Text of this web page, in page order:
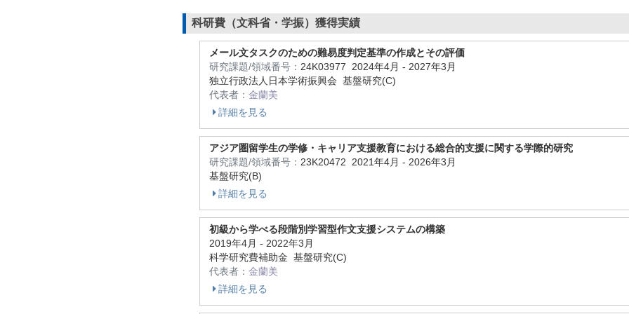
科研費（文科省・学振）獲得実績
メール文タスクのための難易度判定基準の作成とその評価
研究課題/領域番号： 24K03977 2024年4月 - 2027年3月
独立行政法人日本学術振興会 基盤研究(C)
代表者： 金蘭美
詳細を見る
アジア圏留学生の学修・キャリア支援教育における総合的支援に関する学際的研究
研究課題/領域番号： 23K20472 2021年4月 - 2026年3月
基盤研究(B)
詳細を見る
初級から学べる段階別学習型作文支援システムの構築
2019年4月 - 2022年3月
科学研究費補助金 基盤研究(C)
代表者： 金蘭美
詳細を見る